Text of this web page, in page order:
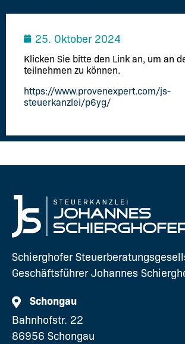
25. Oktober 2024
Klicken Sie bitte den Link an, um an
teilnehmen zu können.
https://www.provenexpert.com/js-
steuerkanzlei/p6yg/
Schierghofer
Geschäftsführer Johannes
Schongau
Bahnhofstr. 22
86956 Schongau